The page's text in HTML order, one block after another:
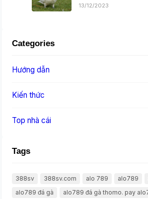
13/12/2023
Categories
Hướng dẫn
Kiến thức
Top nhà cái
Tags
388sv 388sv.com alo 789 alo789
alo789 đá gà
alo789 đá gà thomo. pay